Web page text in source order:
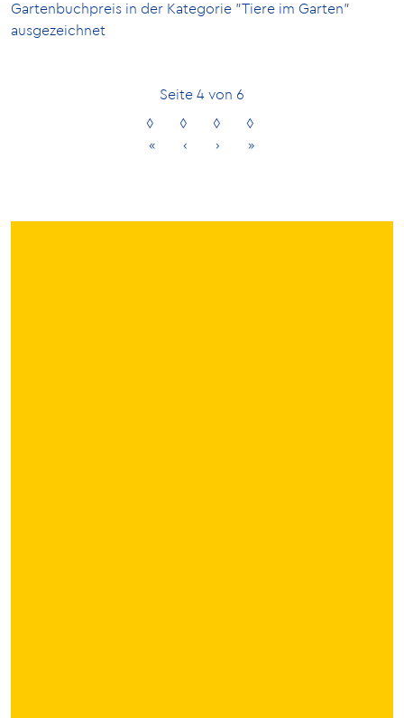
Gartenbuchpreis in der Kategorie "Tiere im Garten"
ausgezeichnet
Seite 4 von 6